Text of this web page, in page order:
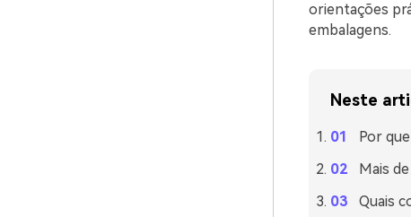
orientações
embalagens.
Neste
Por
Mais
Quais